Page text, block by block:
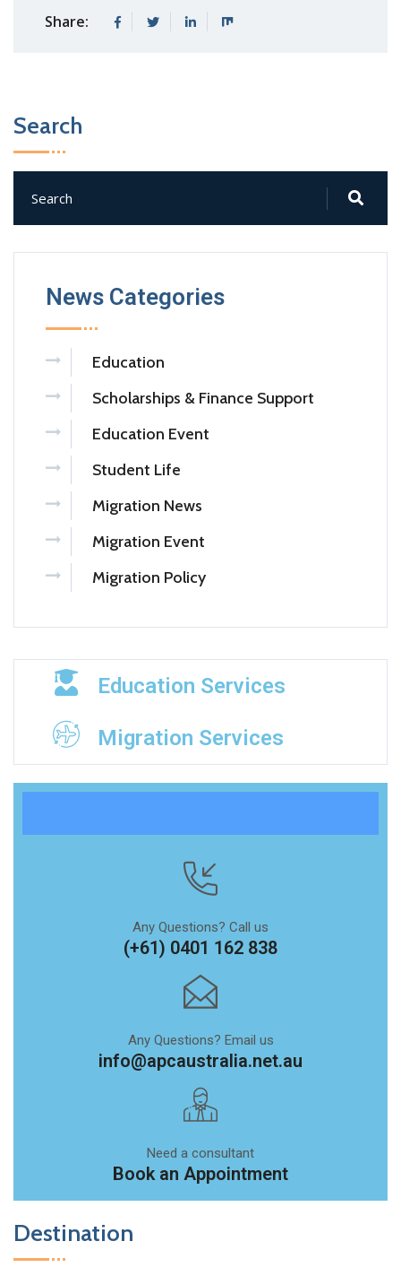
Share:
Search
News Categories
Education
Scholarships & Finance Support
Education Event
Student Life
Migration News
Migration Event
Migration Policy
Education Services
Migration Services
Any Questions? Call us
(+61) 0401 162 838
Any Questions? Email us
info@apcaustralia.net.au
Need a consultant
Book an Appointment
Destination